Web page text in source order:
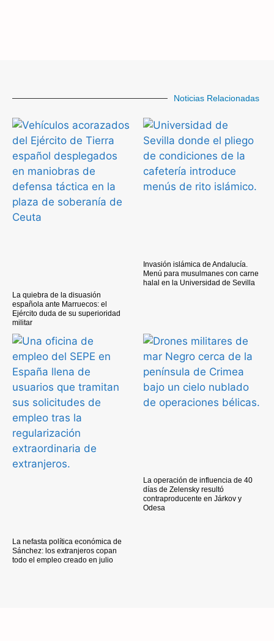
Noticias Relacionadas
La quiebra de la disuasión
española ante Marruecos: el
Ejército duda de su superioridad
militar
Invasión islámica de Andalucía.
Menú para musulmanes con carne
halal en la Universidad de Sevilla
La nefasta política económica de
Sánchez: los extranjeros copan
todo el empleo creado en julio
La operación de influencia de 40
días de Zelensky resultó
contraproducente en Járkov y
Odesa